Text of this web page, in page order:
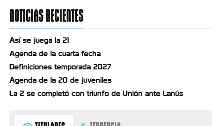
NOTICIAS RECIENTES
Así se juega la 21
Agenda de la cuarta fecha
Definiciones temporada 2027
Agenda de la 20 de juveniles
La 2 se completó con triunfo de Unión ante Lanús